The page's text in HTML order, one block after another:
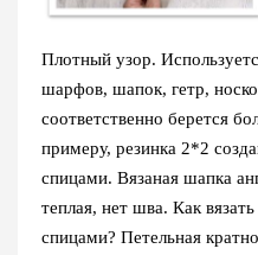
Плотный узор.
шарфов, шапок, гетр,
соответственно берется
примеру, резинка 2*2
спицами. Вязаная шапка
теплая, нет шва. Как
спицами? Петельная